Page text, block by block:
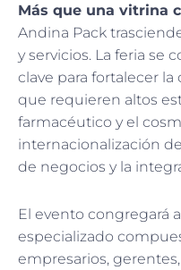
Más que una vitrina
Andina Pack
y servicios. La feria se
clave para fortalecer
que requieren altos
farmacéutico y el
internacionalización
de negocios y la
El evento congregará
especializado
empresarios,